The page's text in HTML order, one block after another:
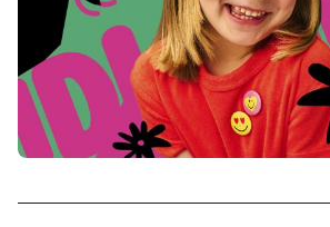
Heidi-
Sa.
24.04.2027
Sa. 24.04.2027